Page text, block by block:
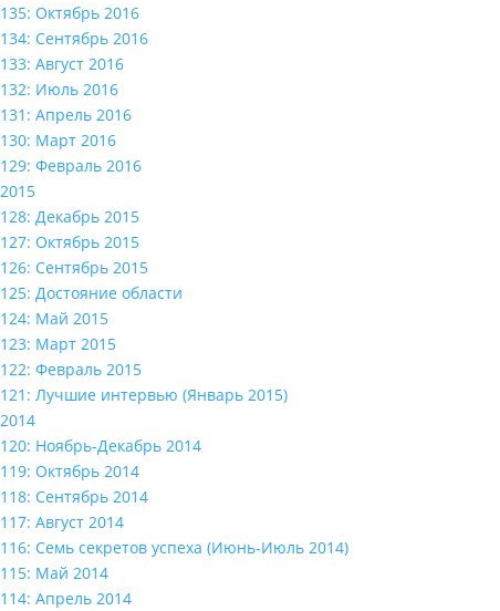
135: Октябрь 2016
134: Сентябрь 2016
133: Август 2016
132: Июль 2016
131: Апрель 2016
130: Март 2016
129: Февраль 2016
2015
128: Декабрь 2015
127: Октябрь 2015
126: Сентябрь 2015
125: Достояние области
124: Май 2015
123: Март 2015
122: Февраль 2015
121: Лучшие интервью (Январь 2015)
2014
120: Ноябрь-Декабрь 2014
119: Октябрь 2014
118: Сентябрь 2014
117: Август 2014
116: Семь секретов успеха (Июнь-Июль 2014)
115: Май 2014
114: Апрель 2014